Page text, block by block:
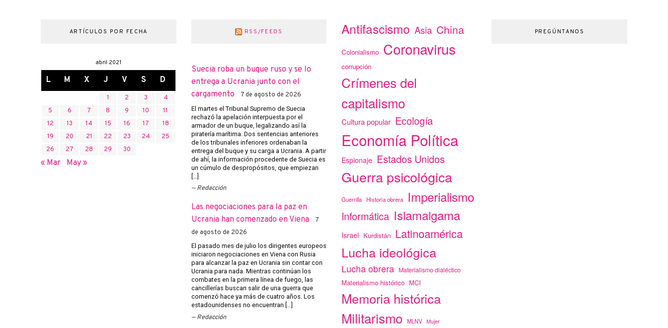
ARTÍCULOS POR FECHA
abril 2021
L M X J V S D
1 2 3
4
5
6 7 8 9 10
11
12
13 14 15 16 17
18
19
20 21 22 23 24
25
26
27 28 29 30
« Mar May »
RSS/FEEDS
Suecia roba un buque ruso y se lo
entrega a Ucrania junto con el
cargamento
7 de agosto de 2026
El martes el Tribunal Supremo de Suecia
rechazó la apelación interpuesta por el
armador de un buque, legalizando así la
piratería marítima. Dos sentencias anteriores
de los tribunales inferiores ordenaban la
entrega del buque y su carga a Ucrania. A partir
de ahí, la información procedente de Suecia es
un cúmulo de despropósitos, que empiezan
[…]
Redacción
Las negociaciones para la paz en
Ucrania han comenzado en Viena
7
de agosto de 2026
El pasado mes de julio los dirigentes europeos
iniciaron negociaciones en Viena con Rusia
para alcanzar la paz en Ucrania sin contar con
Ucrania para nada. Mientras continúan los
combates en la primera línea de fuego, las
cancillerías buscan salir de una guerra que
comenzó hace ya más de cuatro años. Los
estadounidenses no encuentran […]
Redacción
Antifascismo Asia China
Colonialismo Coronavirus
corrupción
Crímenes del
capitalismo
Cultura popular Ecología
Economía Política
Espionaje Estados Unidos
Guerra psicológica
Guerrilla Historia obrera Imperialismo
Informática Islamalgama
Israel Kurdistán Latinoamérica
Lucha ideológica
Lucha obrera Materialismo dialéctico
Materialismo histórico MCI
Memoria histórica
Militarismo
MLNV Mujer
PREGÚNTANOS